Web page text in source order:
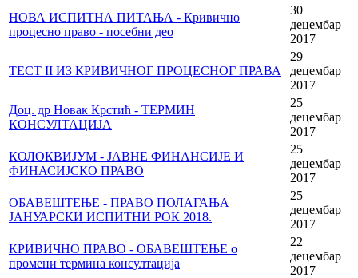
НОВА ИСПИТНА ПИТАЊА - Кривично
процесно право - посебни део
30
децембар
2017
ТЕСТ II ИЗ КРИВИЧНОГ ПРОЦЕСНОГ ПРАВА
29
децембар
2017
Доц. др Новак Крстић - ТЕРМИН
КОНСУЛТАЦИЈА
25
децембар
2017
КОЛОКВИЈУМ - ЈАВНЕ ФИНАНСИЈЕ И
ФИНАСИЈСКО ПРАВО
25
децембар
2017
ОБАВЕШТЕЊЕ - ПРАВО ПОЛАГАЊА
ЈАНУАРСКИ ИСПИТНИ РОК 2018.
25
децембар
2017
КРИВИЧНО ПРАВО - ОБАВЕШТЕЊЕ о
промени термина консултација
22
децембар
2017